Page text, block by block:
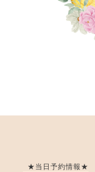
★当日予約情報★